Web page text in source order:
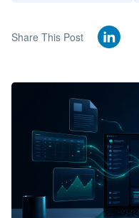
Share This Post